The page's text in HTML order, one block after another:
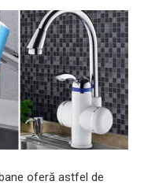
oferă astfel de